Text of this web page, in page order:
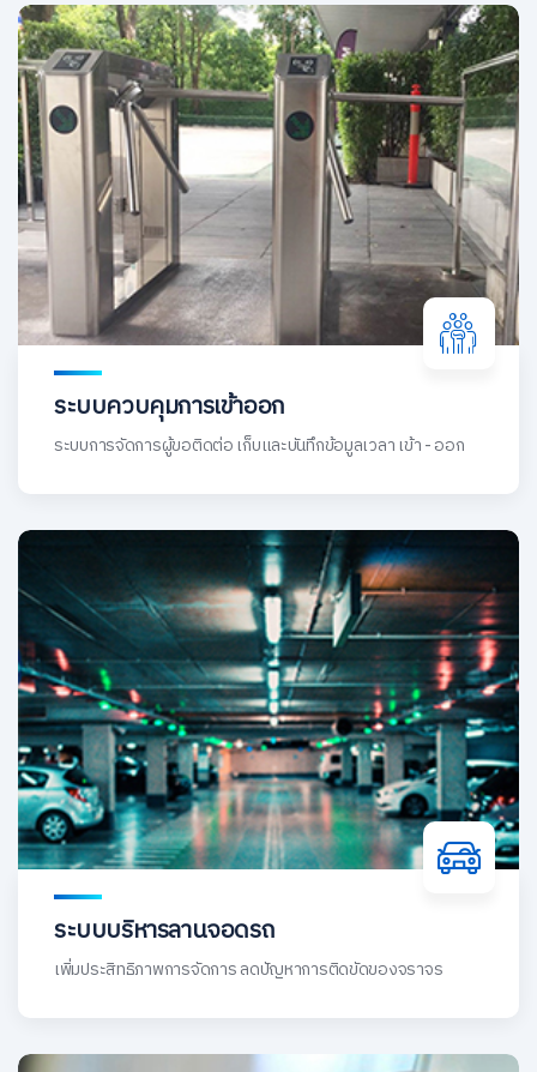
ระบบควบคุมการเข้าออก
ระบบการจัดการผู้ขอติดต่อ เก็บและบันทึกข้อมูลเวลา เข้า - ออก
ระบบบริหารลานจอดรถ
เพิ่มประสิทธิภาพการจัดการ ลดปัญหาการติดขัดของจราจร